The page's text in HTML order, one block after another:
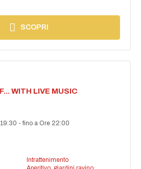
SCOPRI
WITH LIVE MUSIC
-fino a Ore 22:00
Intrattenimento